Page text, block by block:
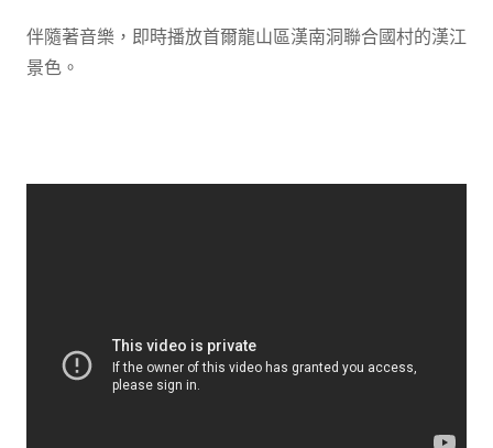
伴隨著音樂，即時播放首爾龍山區漢南洞聯合國村的漢江
景色。